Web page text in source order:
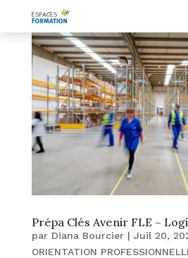
Prépa Clés Avenir FLE –
par Diana Bourcier| Juil 20,
ORIENTATION